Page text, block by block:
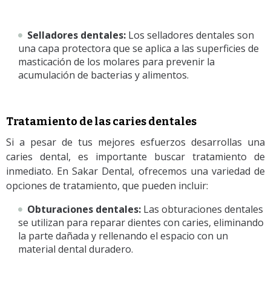
Selladores dentales: Los selladores dentales son
una capa protectora que se aplica a las superficies de
masticación de los molares para prevenir la
acumulación de bacterias y alimentos.
Tratamiento de las caries dentales
Si a pesar de tus mejores esfuerzos desarrollas una
caries dental, es importante buscar tratamiento de
inmediato. En Sakar Dental, ofrecemos una variedad de
opciones de tratamiento, que pueden incluir:
Obturaciones dentales: Las obturaciones dentales
se utilizan para reparar dientes con caries, eliminando
la parte dañada y rellenando el espacio con un
material dental duradero.